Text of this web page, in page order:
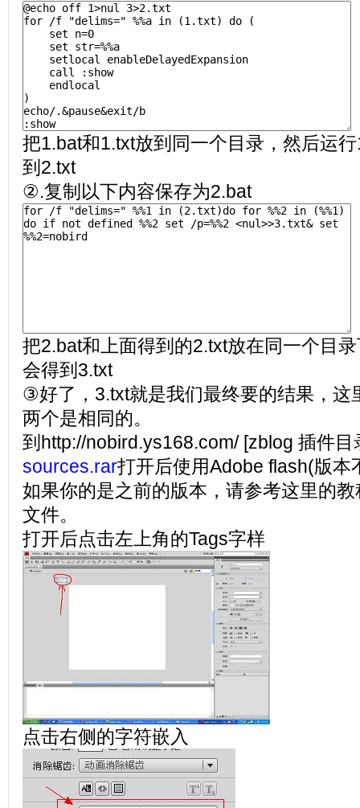
把1.bat和1.txt放到同一个目录，然后运
到2.txt
②.复制以下内容保存为2.bat
把2.bat和上面得到的2.txt放在同一个目
会得到3.txt
③好了，3.txt就是我们最终要的结果，这
两个是相同的。
到http://nobird.ys168.com/ [zblog 插件目
sources.rar打开后使用Adobe flash(版本
如果你的是之前的版本，请参考这里的
文件。
打开后点击左上角的Tags字样
点击右侧的字符嵌入